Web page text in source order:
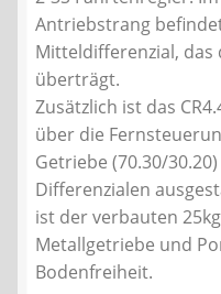
Antriebstrang
Mitteldifferenzial, das
überträgt.
Zusätzlich ist das
über die
Getriebe (70.30/
Differenzialen
ist der verbauten
Metallgetriebe und
Bodenfreiheit.